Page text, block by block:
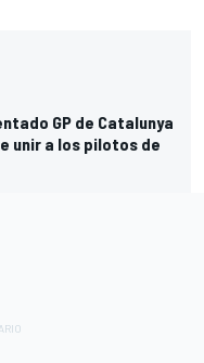
GP de Catalunya
unir a los pilotos de